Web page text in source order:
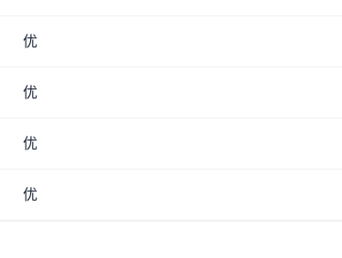
优
优
优
优